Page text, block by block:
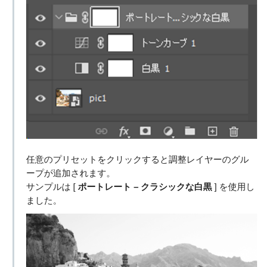
任意のプリセットをクリックすると調整レイヤーのグル
ープが追加されます。
サンプルは [ ポートレート – クラシックな白黒] を使用し
ました。